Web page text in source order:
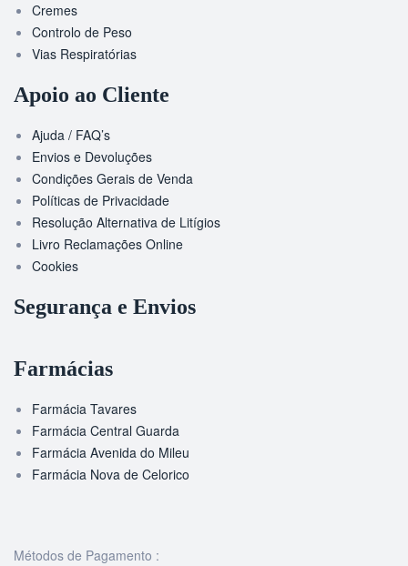
Cremes
Controlo de Peso
Vias Respiratórias
Apoio ao Cliente
Ajuda / FAQ’s
Envios e Devoluções
Condições Gerais de Venda
Políticas de Privacidade
Resolução Alternativa de Litígios
Livro Reclamações Online
Cookies
Segurança e Envios
Farmácias
Farmácia Tavares
Farmácia Central Guarda
Farmácia Avenida do Mileu
Farmácia Nova de Celorico
Métodos de Pagamento :